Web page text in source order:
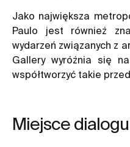
Jako największa
Paulo jest również
wydarzeń związanych z
Gallery wyróżnia się
współtworzyć takie
Miejsce dialogu